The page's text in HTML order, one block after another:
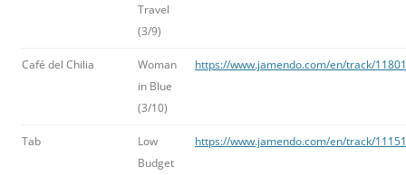
Travel
(3/9)
Café del Chilia
Woman
in Blue
(3/10)
https://www.jamendo.com/en/track/
Tab
Low
Budget
https://www.jamendo.com/en/track/